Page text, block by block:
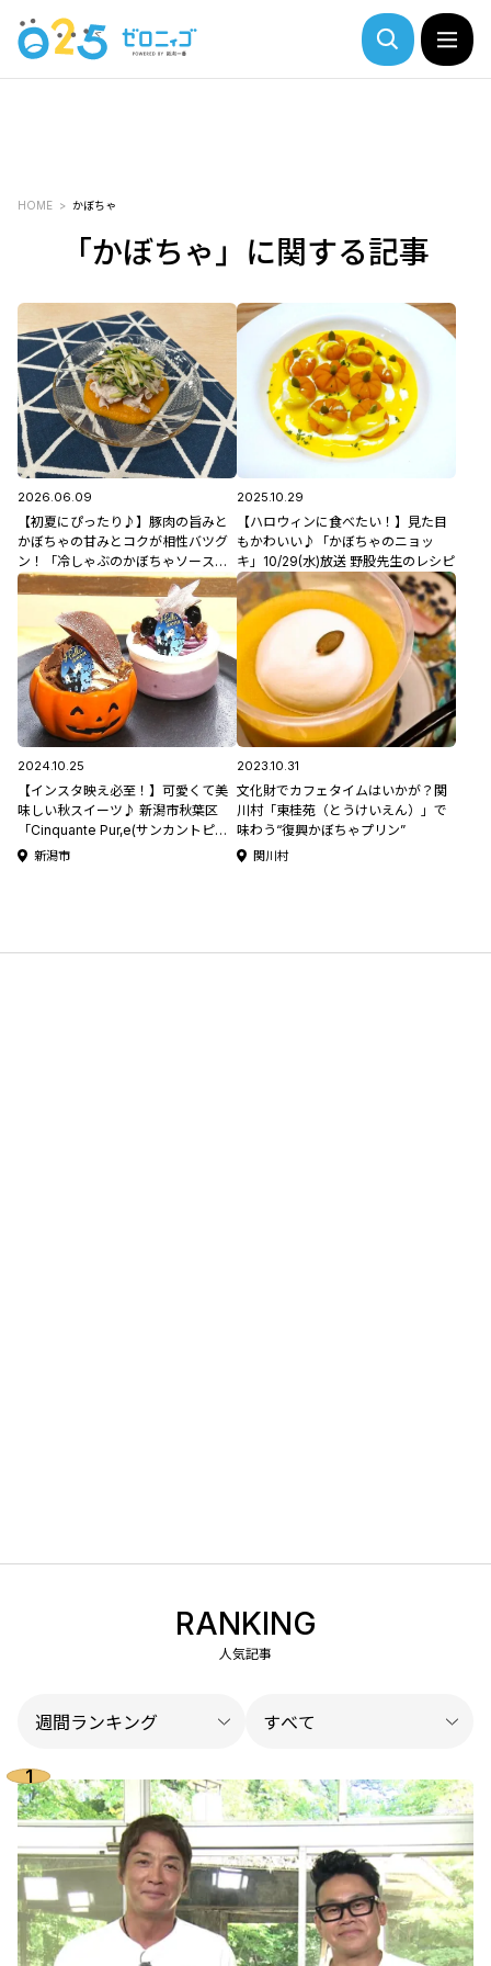
HOME かぼちゃ
「かぼちゃ」に関する記事
2026.06.09
【初夏にぴったり♪】豚肉の旨みと
かぼちゃの甘みとコクが相性バツグ
ン！「冷しゃぶのかぼちゃソース」
6/9(火)放送 中島先生のレシピ
2025.10.29
【ハロウィンに食べたい！】見た目
もかわいい♪「かぼちゃのニョッ
キ」10/29(水)放送 野股先生のレシピ
2024.10.25
【インスタ映え必至！】可愛くて美
味しい秋スイーツ♪ 新潟市秋葉区
「Cinquante Pur,e(サンカントピュ
ール)」
新潟市
2023.10.31
文化財でカフェタイムはいかが？関
川村「東桂苑（とうけいえん）」で
味わう“復興かぼちゃプリン”
関川村
RANKING
人気記事